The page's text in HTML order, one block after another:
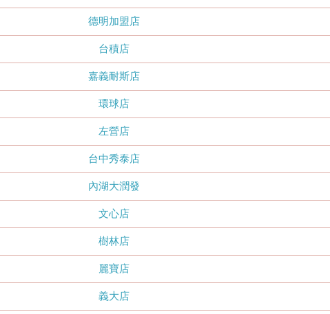
德明加盟店
台積店
嘉義耐斯店
環球店
左營店
台中秀泰店
內湖大潤發
文心店
樹林店
麗寶店
義大店